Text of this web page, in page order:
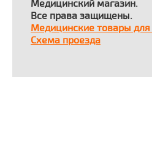
Медицинский магазин.
Все права защищены.
Медицинские товары для
Схема проезда